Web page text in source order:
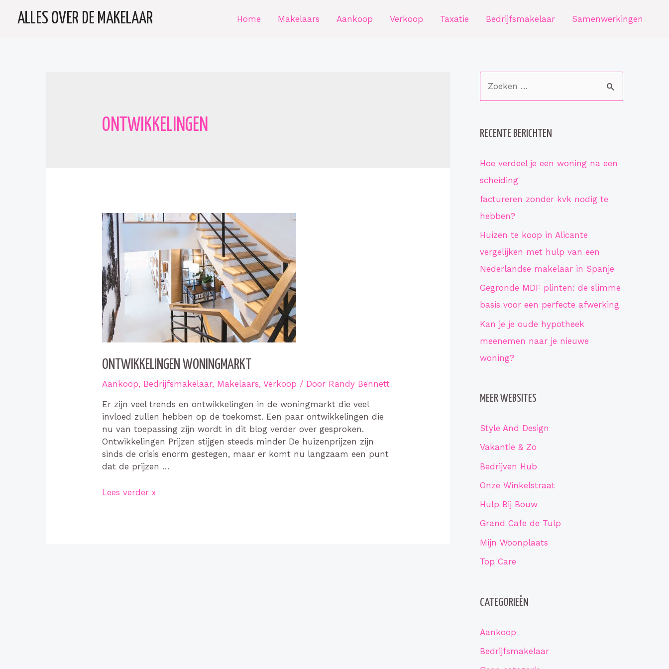
naarALLES OVER DE MAKELAAR Home Makelaars Aankoop Verkoop Taxatie Bedrijfsmakelaar Samenwerkingen
ONTWIKKELINGEN
ONTWIKKELINGEN WONINGMARKT
Aankoop, Bedrijfsmakelaar, Makelaars,Verkoop / Door Randy Bennett
Er zijn veel trends en ontwikkelingen in de woningmarkt die veel
invloed zullen hebben op de toekomst. Een paar ontwikkelingen die
nu van toepassing zijn wordt in dit blog verder over gesproken.
Ontwikkelingen Prijzen stijgen steeds minder De huizenprijzen zijn
sinds de crisis enorm gestegen, maar er komt nu langzaam een punt
dat de prijzen …
Ontwikkelingen
Lees verder »
k
n
n
a
a
r
:
RECENTE BERICHTEN
Hoe verdeel je een woning na een
scheiding
factureren zonder kvk nodig te
hebben?
Huizen te koop in Alicante
vergelijken met hulp van een
Nederlandse makelaar in Spanje
Gegronde MDF plinten: de slimme
basis voor een perfecte afwerking
Kan je je oude hypotheek
meenemen naar je nieuwe
woning?
MEER WEBSITES
Style And Design
Vakantie & Zo
Bedrijven Hub
Onze Winkelstraat
Hulp Bij Bouw
Grand Cafe de Tulp
Mijn Woonplaats
Top Care
CATEGORIEËN
Aankoop
Bedrijfsmakelaar